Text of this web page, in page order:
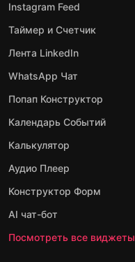
Instagram Feed
Таймер и Счетчик
Лента LinkedIn
WhatsApp Чат
Попап Конструктор
Календарь Событий
Калькулятор
Аудио Плеер
Конструктор Форм
AI чат-бот
Посмотреть все виджеты